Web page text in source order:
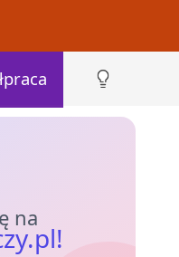
na